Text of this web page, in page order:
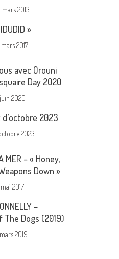
mars 2013
»
2017
avec Orouni
Day 2020
juin 2020
d’octobre 2023
2023
MER – « Honey,
Down »
2017
–
The Dogs (2019)
2019